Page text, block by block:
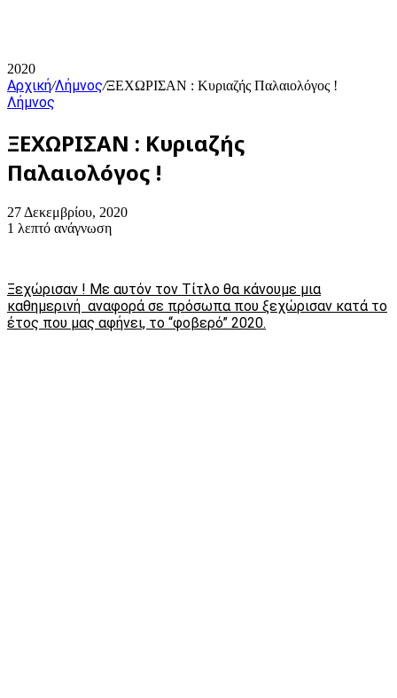
2020
Αρχική/Λήμνος/ΞΕΧΩΡΙΣΑΝ : Κυριαζής Παλαιολόγος !
Λήμνος
ΞΕΧΩΡΙΣΑΝ : Κυριαζής
Παλαιολόγος !
27 Δεκεμβρίου, 2020
1 λεπτό ανάγνωση
Ξεχώρισαν ! Με αυτόν τον Τίτλο θα κάνουμε μια
καθημερινή αναφορά σε πρόσωπα που ξεχώρισαν κατά το
έτος που μας αφήνει, το “φοβερό” 2020.